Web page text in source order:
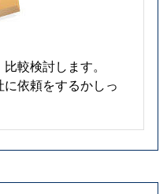
較検討します。
依頼をするかしっ